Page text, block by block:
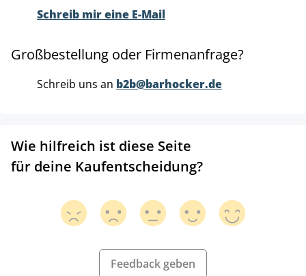
Schreib mir eine E-Mail
Großbestellung oder Firmenanfrage?
Schreib uns an b2b@barhocker.de
Wie hilfreich ist diese Seite
für deine Kaufentscheidung?
Feedback geben